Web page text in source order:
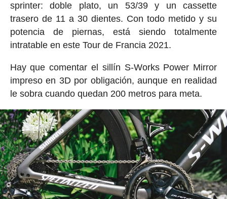
sprinter: doble plato, un 53/39 y un cassette
trasero de 11 a 30 dientes. Con todo metido y su
potencia de piernas, está siendo totalmente
intratable en este Tour de Francia 2021.
Hay que comentar el sillín S-Works Power Mirror
impreso en 3D por obligación, aunque en realidad
le sobra cuando quedan 200 metros para meta.